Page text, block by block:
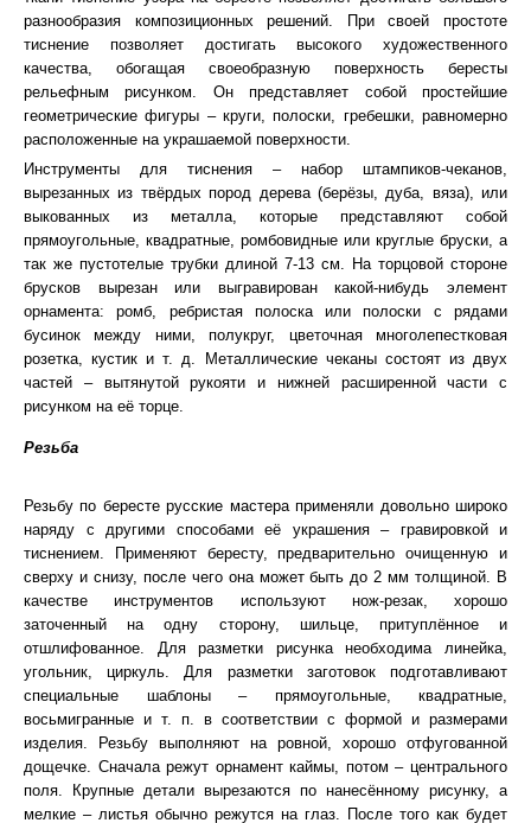
разнообразия композиционных решений. При своей простоте
тиснение позволяет достигать высокого художественного
качества, обогащая своеобразную поверхность бересты
рельефным рисунком. Он представляет собой простейшие
геометрические фигуры – круги, полоски, гребешки, равномерно
расположенные на украшаемой поверхности.
Инструменты для тиснения – набор штампиков-чеканов,
вырезанных из твёрдых пород дерева (берёзы, дуба, вяза), или
выкованных из металла, которые представляют собой
прямоугольные, квадратные, ромбовидные или круглые бруски, а
так же пустотелые трубки длиной 7-13 см. На торцовой стороне
брусков вырезан или выгравирован какой-нибудь элемент
орнамента: ромб, ребристая полоска или полоски с рядами
бусинок между ними, полукруг, цветочная многолепестковая
розетка, кустик и т. д. Металлические чеканы состоят из двух
частей – вытянутой рукояти и нижней расширенной части с
рисунком на её торце.
Резьба
Резьбу по бересте русские мастера применяли довольно широко
наряду с другими способами её украшения – гравировкой и
тиснением. Применяют бересту, предварительно очищенную и
сверху и снизу, после чего она может быть до 2 мм толщиной. В
качестве инструментов используют нож-резак, хорошо
заточенный на одну сторону, шильце, притуплённое и
отшлифованное. Для разметки рисунка необходима линейка,
угольник, циркуль. Для разметки заготовок подготавливают
специальные шаблоны – прямоугольные, квадратные,
восьмигранные и т. п. в соответствии с формой и размерами
изделия. Резьбу выполняют на ровной, хорошо отфугованной
дощечке. Сначала режут орнамент каймы, потом – центрального
поля. Крупные детали вырезаются по нанесённому рисунку, а
мелкие – листья обычно режутся на глаз. После того как будет